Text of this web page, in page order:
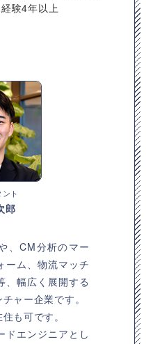
験4年以上
ト
郎
、CM分析のマー
ーム、物流マッチ
、幅広く展開する
ャー企業です。
も可です。
ドエンジニアとし